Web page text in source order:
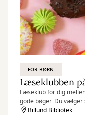
FOR BØRN
Læseklubben
Læseklub for dig
gode bøger. Du vælger
bøger. Der er ingen
Billund Bibliotek